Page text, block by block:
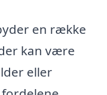
en række
kan være
eller